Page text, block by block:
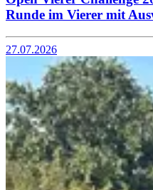
Runde im Vierer mit
27.07.2026